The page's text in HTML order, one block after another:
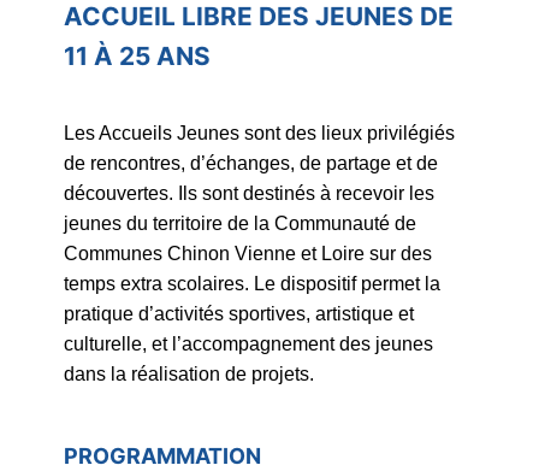
ACCUEIL LIBRE DES JEUNES DE
11 À 25 ANS
Les Accueils Jeunes sont des lieux privilégiés
de rencontres, d’échanges, de partage et de
découvertes. Ils sont destinés à recevoir les
jeunes du territoire de la Communauté de
Communes Chinon Vienne et Loire sur des
temps extra scolaires. Le dispositif permet la
pratique d’activités sportives, artistique et
culturelle, et l’accompagnement des jeunes
dans la réalisation de projets.
PROGRAMMATION